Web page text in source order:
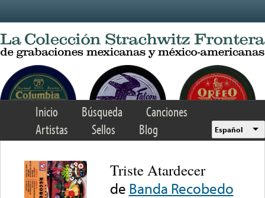
Inicio Búsqueda
Canciones
Artistas
Sellos Blog Español
Triste Atardecer
de Banda Recobedo